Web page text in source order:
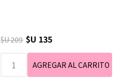
$U 209 $U 135